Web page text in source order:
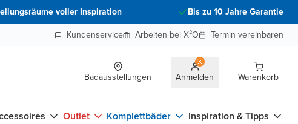
voller Inspiration
Bis zu 10 Jahre Garantie
Kundenservice
Arbeiten bei X²O Termin vereinbaren
Badausstellungen Anmelden Warenkorb
Outlet Komplettbäder Inspiration & Tipps